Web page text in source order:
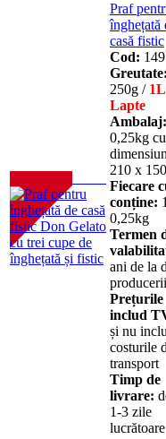
Praf
înghețată
casă fistic
Cod:
Greutate:
250g / 1L
Lapte
Ambalaj:
0,25kg cu
210 х 150
Fiecare
conține:
0,25kg
Termen
ani de la
producerii
Prețurile
includ
și nu
costurile
transport
Timp de
livrare:
1-3 zile
lucrătoare